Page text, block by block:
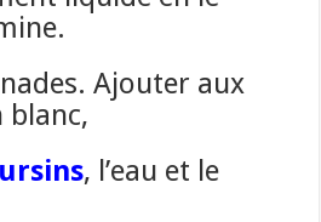
Ajouter aux
blanc,
, l’eau et le